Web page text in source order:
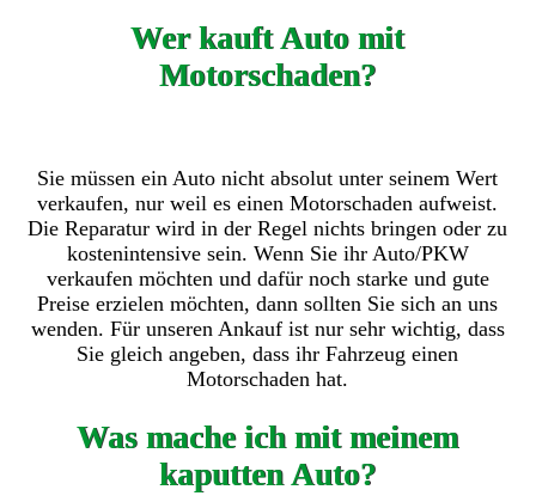
Wer kauft Auto mit
Motorschaden?
Sie müssen ein Auto nicht absolut unter seinem Wert
verkaufen, nur weil es einen Motorschaden aufweist.
Die Reparatur wird in der Regel nichts bringen oder zu
kostenintensive sein. Wenn Sie ihr Auto/PKW
verkaufen möchten und dafür noch starke und gute
Preise erzielen möchten, dann sollten Sie sich an uns
wenden. Für unseren Ankauf ist nur sehr wichtig, dass
Sie gleich angeben, dass ihr Fahrzeug einen
Motorschaden hat.
Was mache ich mit meinem
kaputten Auto?